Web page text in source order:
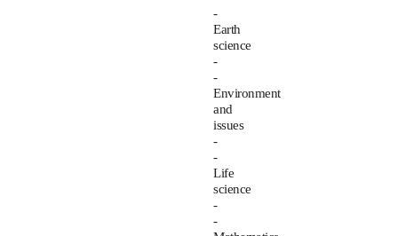
-
Earth
science
-
-
Environment
and
issues
-
-
Life
science
-
-